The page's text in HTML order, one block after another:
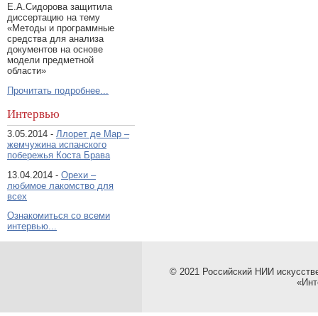
Е.А.Сидорова защитила
диссертацию на тему
«Методы и программные
средства для анализа
документов на основе
модели предметной
области»
Прочитать подробнее...
Интервью
3.05.2014 - Ллорет де Мар –
жемчужина испанского
побережья Коста Брава
13.04.2014 - Орехи –
любимое лакомство для
всех
Ознакомиться со всеми
интервью...
© 2021 Российский НИИ